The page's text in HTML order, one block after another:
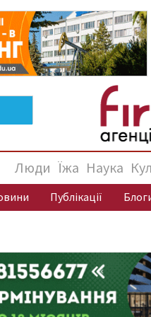
Люди Їжа Наука
Публікації